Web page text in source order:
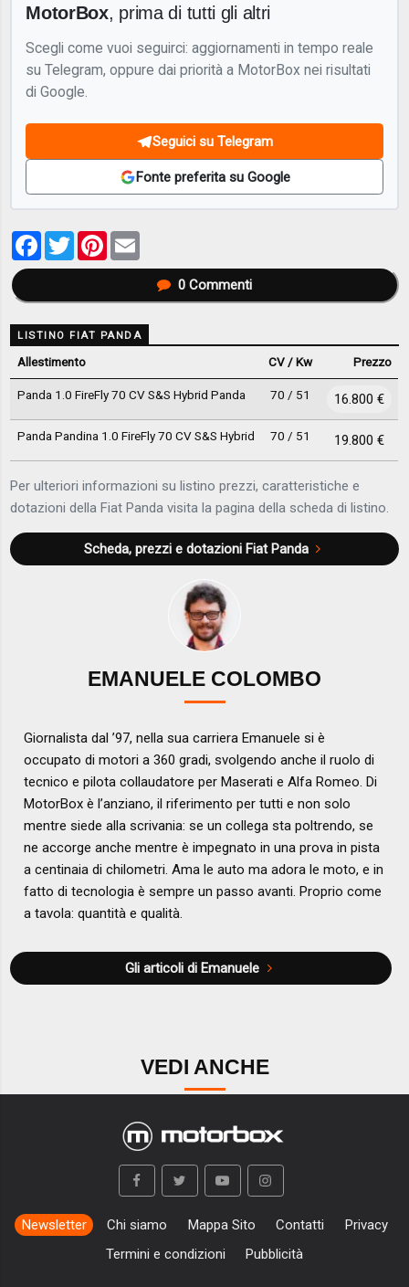
MotorBox, prima di tutti gli altri
Scegli come vuoi seguirci: aggiornamenti in tempo reale
su Telegram, oppure dai priorità a MotorBox nei risultati
di Google.
Seguici su Telegram
Fonte preferita su Google
Facebook
TwitterPinterest
0Commenti
LISTINO FIAT PANDA
Allestimento CV / Kw Prezzo
Panda 1.0 FireFly 70 CV S&S Hybrid Panda 70 / 51 16.800 €
Panda Pandina 1.0 FireFly 70 CV S&S Hybrid 70 / 51 19.800 €
Per ulteriori informazioni su listino prezzi, caratteristiche e
dotazioni della Fiat Panda visita la pagina della scheda di listino.
Scheda, prezzi e dotazioni Fiat Panda
EMANUELE COLOMBO
Giornalista dal ’97, nella sua carriera Emanuele si è
occupato di motori a 360 gradi, svolgendo anche il ruolo di
tecnico e pilota collaudatore per Maserati e Alfa Romeo. Di
MotorBox è l’anziano, il riferimento per tutti e non solo
mentre siede alla scrivania: se un collega sta poltrendo, se
ne accorge anche mentre è impegnato in una prova in pista
a centinaia di chilometri. Ama le auto ma adora le moto, e in
fatto di tecnologia è sempre un passo avanti. Proprio come
a tavola: quantità e qualità.
Gli articoli di Emanuele
VEDI ANCHE
Newsletter Chi siamo Mappa Sito Contatti
Privacy
Termini e condizioni
Pubblicità